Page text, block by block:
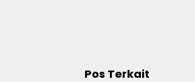
Pos Terkait